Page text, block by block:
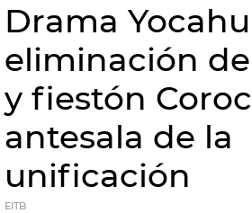
Drama
eliminación
y fiestón
antesala de la
unificación
EITB